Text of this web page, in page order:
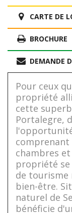
CARTE DE
BROCHURE
DEMANDE
Pour ceux
propriété
cette
Portalegre,
comprenant
chambres
propriété
de tourisme
bien-être.
naturel de
bénéficie